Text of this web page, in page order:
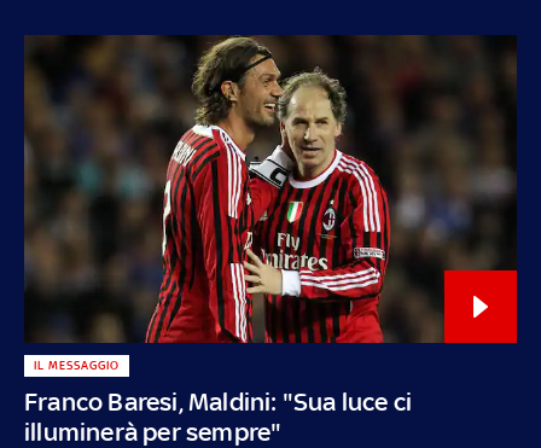
Franco Baresi, Maldini: "Sua luce ci
illuminerà per sempre"
IL MESSAGGIO